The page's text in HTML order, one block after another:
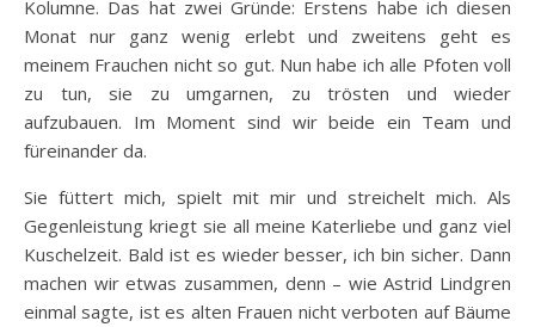
Kolumne. Das hat zwei Gründe: Erstens habe ich diesen
Monat nur ganz wenig erlebt und zweitens geht es
meinem Frauchen nicht so gut. Nun habe ich alle Pfoten voll
zu tun, sie zu umgarnen, zu trösten und wieder
aufzubauen. Im Moment sind wir beide ein Team und
füreinander da.
Sie füttert mich, spielt mit mir und streichelt mich. Als
Gegenleistung kriegt sie all meine Katerliebe und ganz viel
Kuschelzeit. Bald ist es wieder besser, ich bin sicher. Dann
machen wir etwas zusammen, denn – wie Astrid Lindgren
einmal sagte, ist es alten Frauen nicht verboten auf Bäume